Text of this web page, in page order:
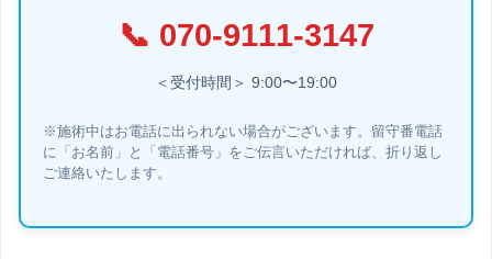
📞 070-9111-3147
＜受付時間＞ 9:00〜19:00
※施術中はお電話に出られない場合がございます。留守番電話
に「お名前」と「電話番号」をご伝言いただければ、折り返し
ご連絡いたします。